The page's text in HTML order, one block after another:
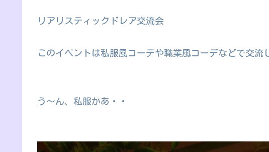
リアリスティックドレア交流会
このイベントは私服風コーデや職業風コーデなどで交流
う～ん、私服かあ・・